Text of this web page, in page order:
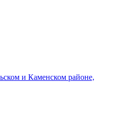
и Каменском районе,